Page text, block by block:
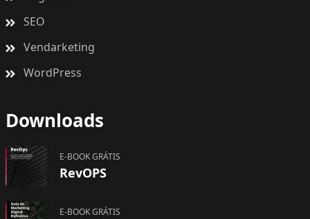
SEO
Vendarketing
WordPress
Downloads
E-BOOK GRÁTIS
RevOPS
E-BOOK GRÁTIS